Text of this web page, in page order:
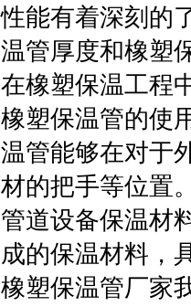
性能有着深刻的
温管厚度和橡塑
在橡塑保温工程
橡塑保温管的使
温管能够在对于
材的把手等位置
管道设备保温材
成的保温材料，
橡塑保温管厂家